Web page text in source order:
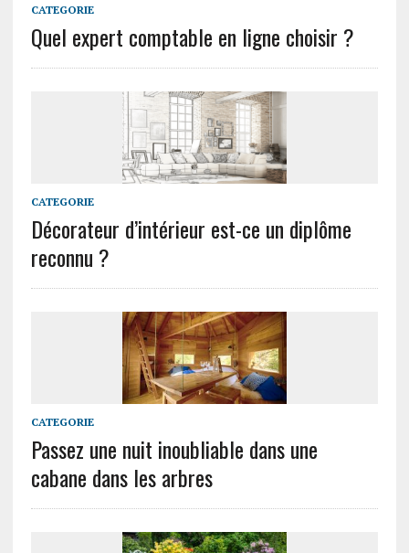
CATEGORIE
Quel expert comptable en ligne choisir ?
CATEGORIE
Décorateur d’intérieur est-ce un diplôme
reconnu ?
CATEGORIE
Passez une nuit inoubliable dans une
cabane dans les arbres